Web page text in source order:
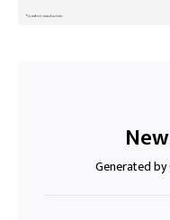
Generated by